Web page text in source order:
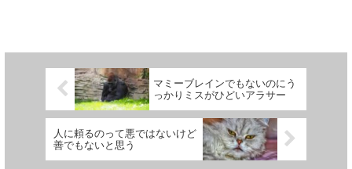
マミーブレインでもないのにう
っかりミスがひどいアラサー
人に頼るのって悪ではないけど
善でもないと思う